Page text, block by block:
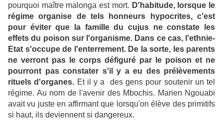
pourquoi maître malonga est mort. D'habitude, lorsque le
régime organise de tels honneurs hypocrites, c'est
pour éviter que la famille du cujus ne constate les
effets du poison sur l'organisme. Dans ce cas, l'ethnie-
Etat s'occupe de l'enterrement. De la sorte, les parents
ne verront pas le corps défiguré par le poison et ne
pourront pas constater s'il y a eu des prélèvements
rituels d'organes. Et il y a des gens pour soutenir un tel
régime. Au nom de l'avenir des Mbochis. Marien Ngouabi
avait vu juste en affirmant que lorsqu'on élève des primitifs
si haut, ils deviennent si dangereux.